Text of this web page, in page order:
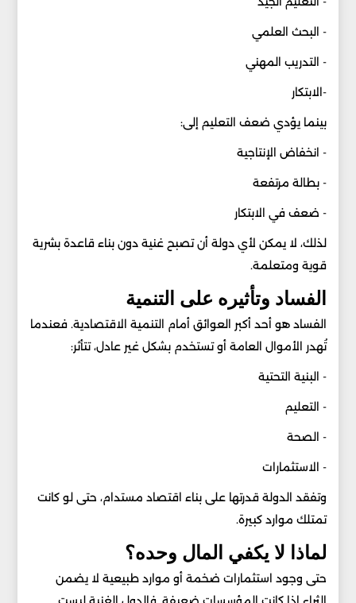
- البحث العلمي
- التدريب المهني
-الابتكار
بينما يؤدي ضعف التعليم إلى:
- انخفاض الإنتاجية
- بطالة مرتفعة
- ضعف في الابتكار
لذلك، لا يمكن لأي دولة أن تصبح غنية دون بناء قاعدة بشرية
قوية ومتعلمة.
الفساد وتأثيره على التنمية
الفساد هو أحد أكبر العوائق أمام التنمية الاقتصادية. فعندما
تُهدر الأموال العامة أو تستخدم بشكل غير عادل، تتأثر:
- البنية التحتية
- التعليم
- الصحة
- الاستثمارات
وتفقد الدولة قدرتها على بناء اقتصاد مستدام، حتى لو كانت
تمتلك موارد كبيرة.
لماذا لا يكفي المال وحده؟
حتى وجود استثمارات ضخمة أو موارد طبيعية لا يضمن